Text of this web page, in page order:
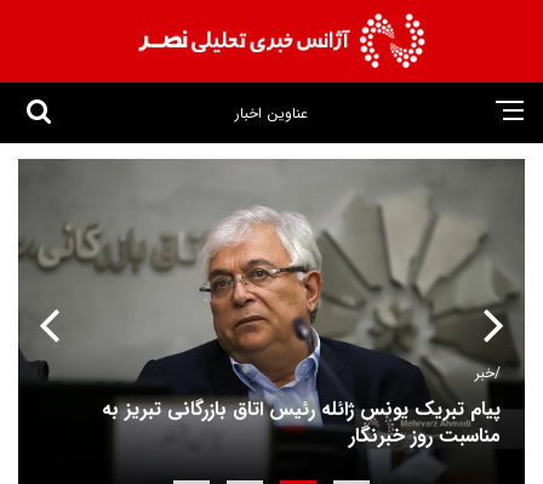
عناوین اخبار
خبر/
پیام تبریک یونس ژائله رئیس اتاق بازرگانی تبریز به
مناسبت روز خبرنگار